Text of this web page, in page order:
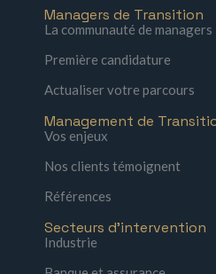
Managers de Transition
La communauté de managers
Première candidature
Actualiser votre parcours
Management de
Vos enjeux
Nos clients témoignent
Références
Secteurs d'intervention
Industrie